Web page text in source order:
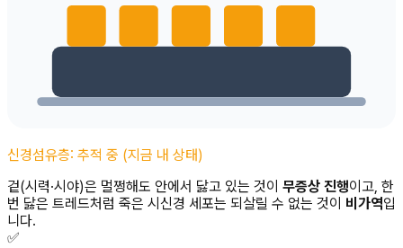
신경섬유층: 추적 중 (지금 내 상태)
겉(시력·시야)은 멀쩡해도 안에서 닳고 있는 것이 무증상 진행이고, 한
번 닳은 트레드처럼 죽은 시신경 세포는 되살릴 수 없는 것이 비가역입
니다.
✅